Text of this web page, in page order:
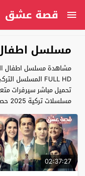
قصة عشق
مسلسل
مشاهدة مسلسل اطفال
مسلسلات تركية 2025 حصرياً على موقع قصة عشق
02:37:27